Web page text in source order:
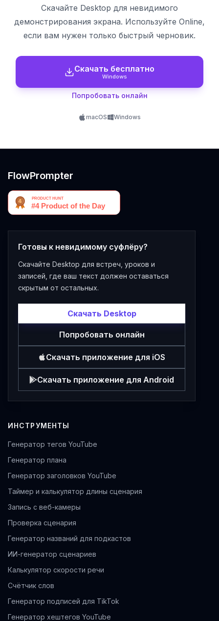
Скачайте Desktop для невидимого
демонстрирования экрана. Используйте Online,
если вам нужен только быстрый черновик.
Скачать бесплатно
Windows
Попробовать онлайн
macOS Windows
FlowPrompter
Готовы к невидимому суфлёру?
Скачайте Desktop для встреч, уроков и
записей, где ваш текст должен оставаться
скрытым от остальных.
Скачать Desktop
Попробовать онлайн
Скачать приложение для iOS
Скачать приложение для Android
ИНСТРУМЕНТЫ
Генератор тегов YouTube
Генератор плана
Генератор заголовков YouTube
Таймер и калькулятор длины сценария
Запись с веб-камеры
Проверка сценария
Генератор названий для подкастов
ИИ-генератор сценариев
Калькулятор скорости речи
Счётчик слов
Генератор подписей для TikTok
Генератор хештегов YouTube